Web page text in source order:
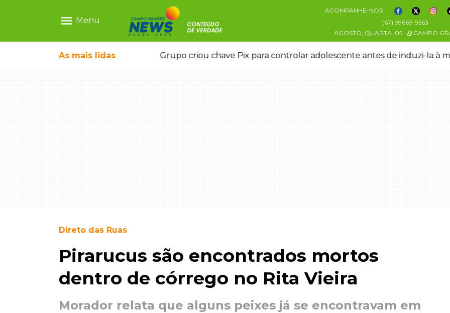
menu Menu
ACOMPANHE-NOS
(67) 99669-9563
AGOSTO, QUARTA 05 CAMPO
As mais lidas
deixou 4 mortos e 8 feridos Grupo criou chave Pix para controlar adolescente antes de induzi-la à
Direto das Ruas
Pirarucus são encontrados mortos
dentro de córrego no Rita Vieira
Morador relata que alguns peixes já se encontravam em